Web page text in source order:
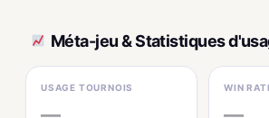
Méta-jeu & Statistiques
USAGE TOURNOIS WIN